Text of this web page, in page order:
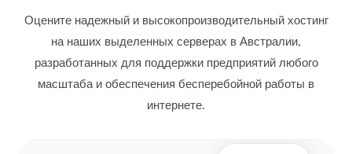
Оцените надежный и высокопроизводительный хостинг
на наших выделенных серверах в Австралии,
разработанных для поддержки предприятий любого
масштаба и обеспечения бесперебойной работы в
интернете.